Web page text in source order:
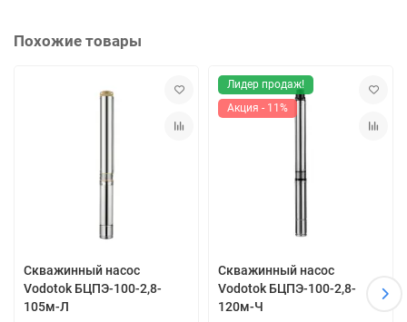
Похожие товары
Скважинный насос
Vodotok БЦПЭ-100-2,8-
105м-Л
Лидер продаж!
Акция - 11%
Скважинный насос
Vodotok БЦПЭ-100-2,8-
120м-Ч